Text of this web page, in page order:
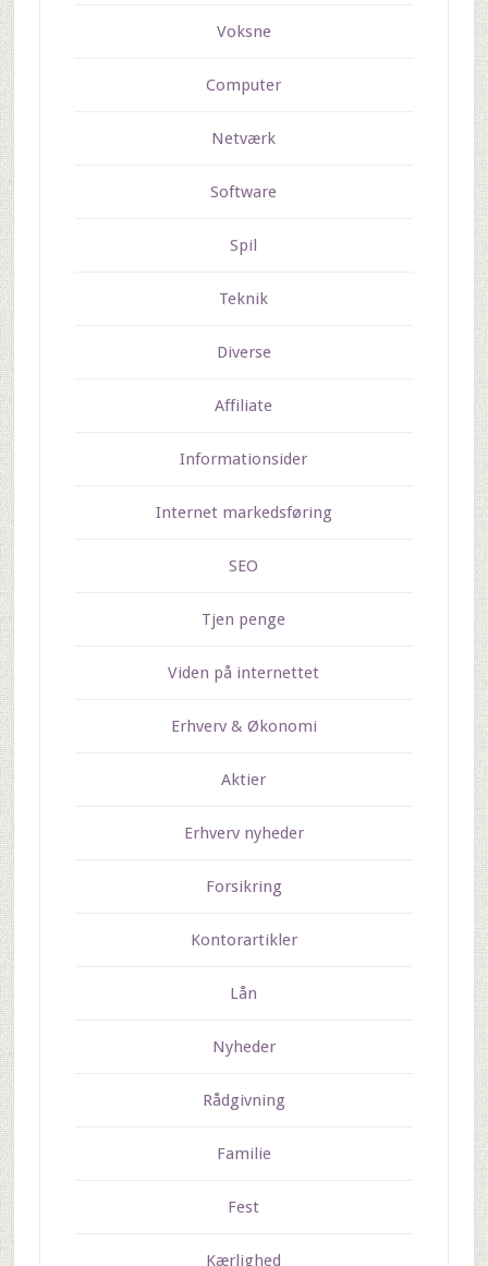
Voksne
Computer
Netværk
Software
Spil
Teknik
Diverse
Affiliate
Informationsider
Internet markedsføring
SEO
Tjen penge
Viden på internettet
Erhverv & Økonomi
Aktier
Erhverv nyheder
Forsikring
Kontorartikler
Lån
Nyheder
Rådgivning
Familie
Fest
Kærlighed